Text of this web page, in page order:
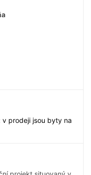
v prodeji jsou byty na